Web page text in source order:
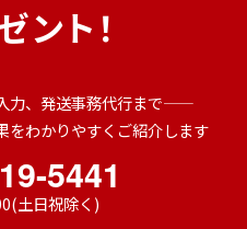
ント！
、発送事務代行まで――
をわかりやすくご紹介します
5441
土日祝除く)